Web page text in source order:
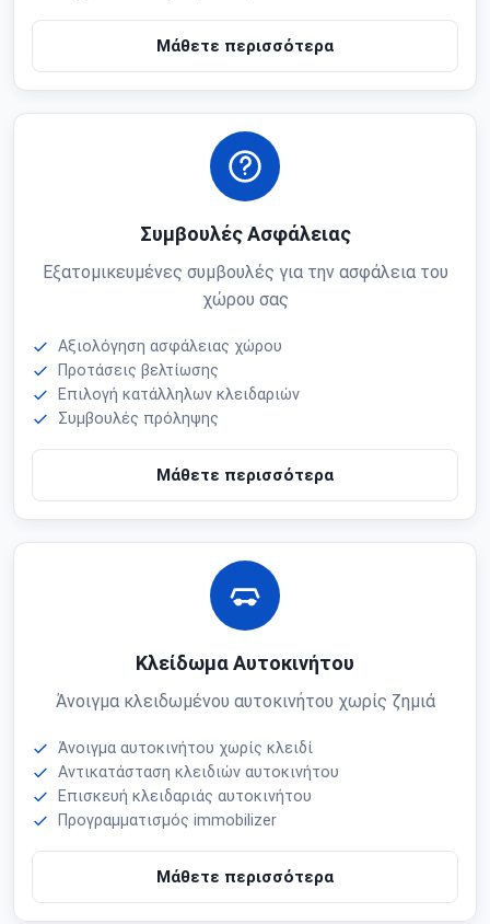
Μάθετε περισσότερα
Συμβουλές Ασφάλειας
Εξατομικευμένες συμβουλές για την ασφάλεια του
χώρου σας
Αξιολόγηση ασφάλειας χώρου
Προτάσεις βελτίωσης
Επιλογή κατάλληλων κλειδαριών
Συμβουλές πρόληψης
Μάθετε περισσότερα
Κλείδωμα Αυτοκινήτου
Άνοιγμα κλειδωμένου αυτοκινήτου χωρίς ζημιά
Άνοιγμα αυτοκινήτου χωρίς κλειδί
Αντικατάσταση κλειδιών αυτοκινήτου
Επισκευή κλειδαριάς αυτοκινήτου
Προγραμματισμός immobilizer
Μάθετε περισσότερα